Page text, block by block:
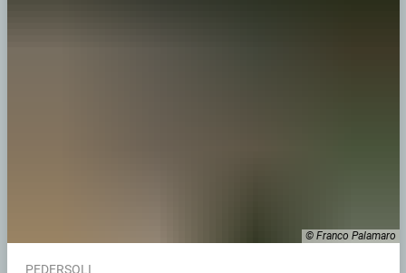
© Franco Palamaro
PEDERSOLI